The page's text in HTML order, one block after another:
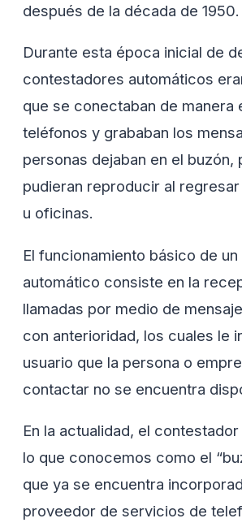
después de la década de 1950.
Durante esta época inicial de
contestadores automáticos
que se conectaban de manera
teléfonos y grababan los
personas dejaban en el buzón,
pudieran reproducir al
u oficinas.
El funcionamiento básico de
automático consiste en la
llamadas por medio de
con anterioridad, los cuales le
usuario que la persona o
contactar no se encuentra
En la actualidad, el
lo que conocemos como el
que ya se encuentra
proveedor de servicios de